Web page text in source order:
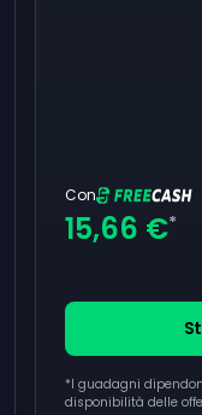
Con
15,66 €*
*I guadagni
disponibilità delle